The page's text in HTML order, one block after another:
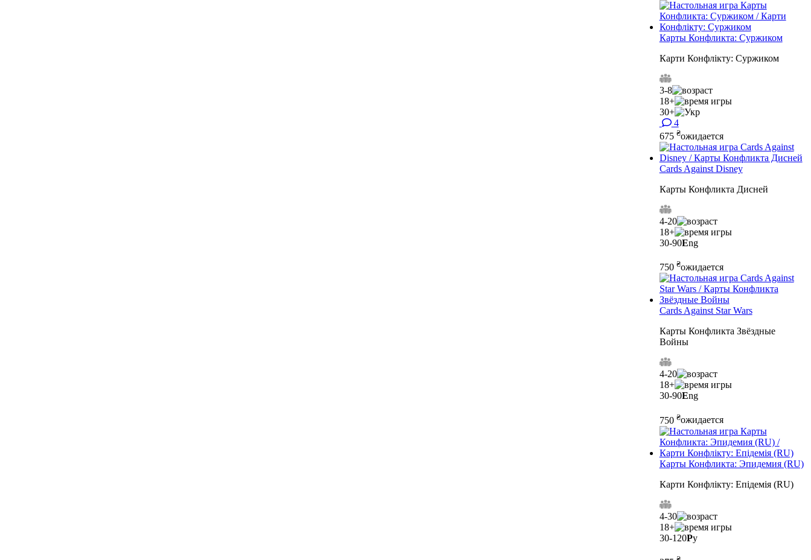
Карты Конфликта: Суржиком
Карти Конфлікту: Суржиком
3-8
18+
30+
4
675 ₴ожидается
Cards Against Disney
Карты Конфликта Дисней
4-20
18+
30-90Eng
750 ₴ожидается
Cards Against Star Wars
Карты Конфликта Звёздные
Войны
4-20
18+
30-90Eng
750 ₴ожидается
Карты Конфликта: Эпидемия (RU)
Карти Конфлікту: Епідемія (RU)
4-30
18+
30-120Ру